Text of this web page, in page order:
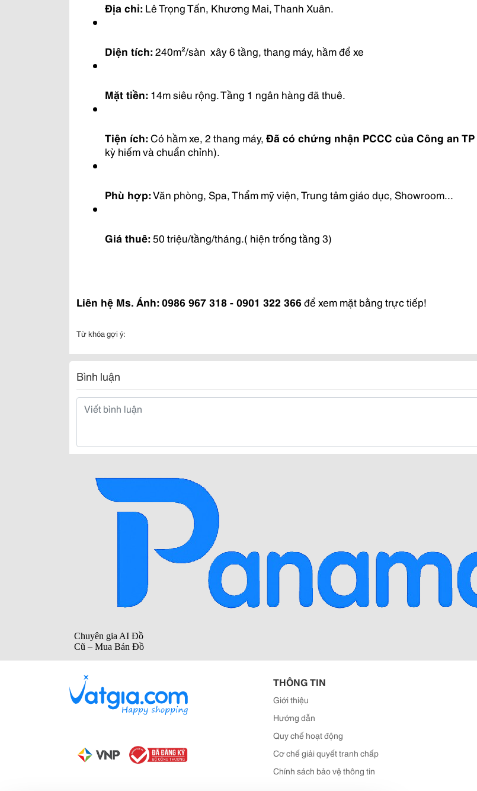
Địa chỉ: Lê Trọng Tấn, Khương Mai, Thanh Xuân.
Diện tích: 240m²/sàn  xây 6 tầng, thang máy, hầm để xe
Mặt tiền: 14m siêu rộng. Tầng 1 ngân hàng đã thuê.
Tiện ích: Có hầm xe, 2 thang máy, Đã có chứng nhận PCCC của Công an TP
kỳ hiếm và chuẩn chỉnh).
Phù hợp: Văn phòng, Spa, Thẩm mỹ viện, Trung tâm giáo dục, Showroom...
Giá thuê: 50 triệu/tầng/tháng.( hiện trống tầng 3)
Liên hệ Ms. Ánh: 0986 967 318 - 0901 322 366 để xem mặt bằng trực tiếp!
Từ khóa gợi ý:
Bình luận
THÔNG TIN
Giới thiệu
Hướng dẫn
Quy chế hoạt động
Cơ chế giải quyết tranh chấp
Chính sách bảo vệ thông tin